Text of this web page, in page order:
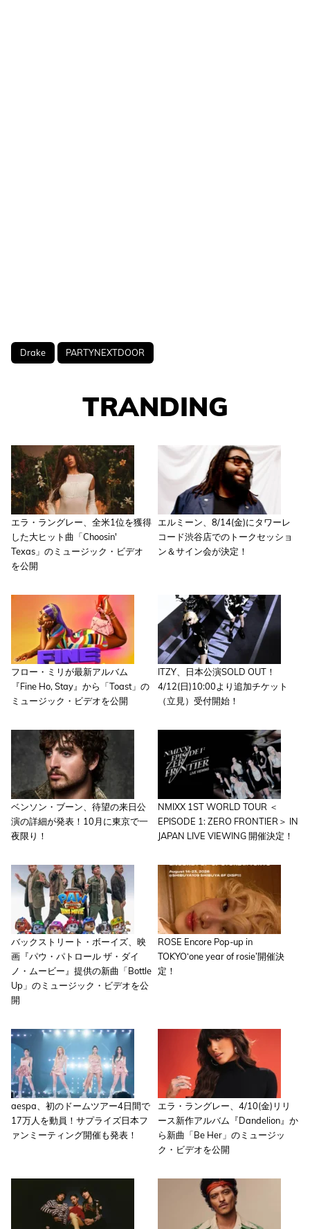
Drake PARTYNEXTDOOR
TRANDING
エラ・ラングレー、全米1位を獲得
した大ヒット曲「Choosin'
Texas」のミュージック・ビデオ
を公開
エルミーン、8/14(金)にタワーレ
コード渋谷店でのトークセッショ
ン＆サイン会が決定！
フロー・ミリが最新アルバム
『Fine Ho, Stay』から「Toast」の
ミュージック・ビデオを公開
ITZY、日本公演SOLD OUT！
4/12(日)10:00より追加チケット
（立見）受付開始！
ベンソン・ブーン、待望の来日公
演の詳細が発表！10月に東京で一
夜限り！
NMIXX 1ST WORLD TOUR ＜
EPISODE 1: ZERO FRONTIER＞ IN
JAPAN LIVE VIEWING 開催決定！
バックストリート・ボーイズ、映
画『パウ・パトロール ザ・ダイ
ノ・ムービー』提供の新曲「Bottle
Up」のミュージック・ビデオを公
開
ROSE Encore Pop-up in
TOKYO‘one year of rosie’開催決
定！
aespa、初のドームツアー4日間で
17万人を動員！サプライズ日本フ
ァンミーティング開催も発表！
エラ・ラングレー、4/10(金)リリ
ース新作アルバム『Dandelion』か
ら新曲「Be Her」のミュージッ
ク・ビデオを公開